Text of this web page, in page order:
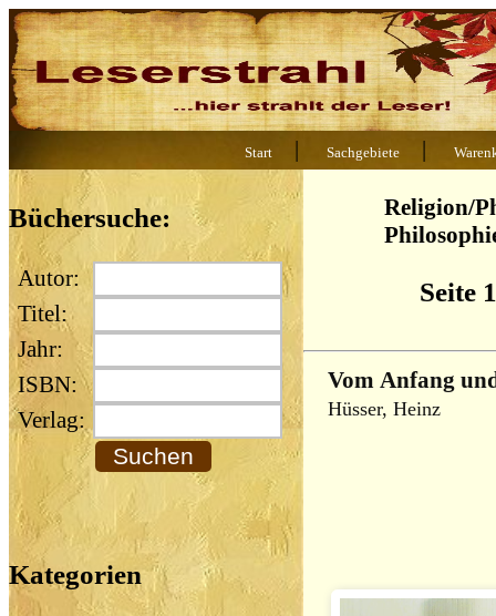
Start | Sachgebiete |
Büchersuche:
Autor:
Titel:
Jahr:
ISBN:
Verlag:
Kategorien
Religion/
Seite
Vom Anfang
Hüsser, Heinz